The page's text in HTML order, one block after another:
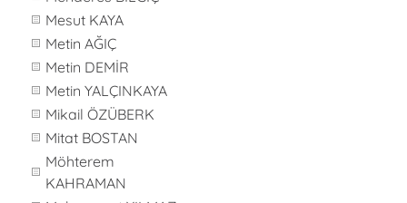
Mesut KAYA
Metin AĞIÇ
Metin DEMİR
Metin YALÇINKAYA
Mikail ÖZÜBERK
Mitat BOSTAN
Möhterem
KAHRAMAN